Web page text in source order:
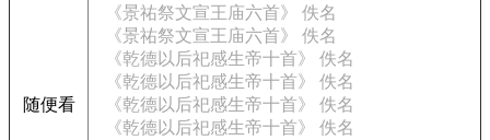
随便看
《景祐祭文宣王庙六首》 佚名
《景祐祭文宣王庙六首》 佚名
《乾德以后祀感生帝十首》 佚名
《乾德以后祀感生帝十首》 佚名
《乾德以后祀感生帝十首》 佚名
《乾德以后祀感生帝十首》 佚名